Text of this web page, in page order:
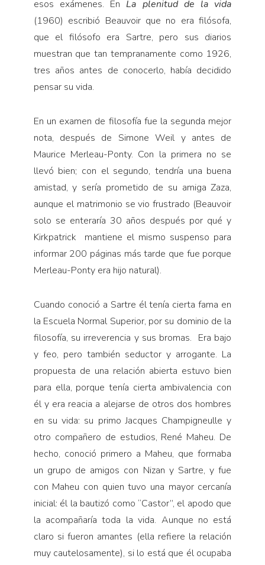
esos exámenes. En La plenitud de la vida
(1960) escribió Beauvoir que no era filósofa,
que el filósofo era Sartre, pero sus diarios
muestran que tan tempranamente como 1926,
tres años antes de conocerlo, había decidido
pensar su vida.
En un examen de filosofía fue la segunda mejor
nota, después de Simone Weil y antes de
Maurice Merleau-Ponty. Con la primera no se
llevó bien; con el segundo, tendría una buena
amistad, y sería prometido de su amiga Zaza,
aunque el matrimonio se vio frustrado (Beauvoir
solo se enteraría 30 años después por qué y
Kirkpatrick mantiene el mismo suspenso para
informar 200 páginas más tarde que fue porque
Merleau-Ponty era hijo natural).
Cuando conoció a Sartre él tenía cierta fama en
la Escuela Normal Superior, por su dominio de la
filosofía, su irreverencia y sus bromas. Era bajo
y feo, pero también seductor y arrogante. La
propuesta de una relación abierta estuvo bien
para ella, porque tenía cierta ambivalencia con
él y era reacia a alejarse de otros dos hombres
en su vida: su primo Jacques Champigneulle y
otro compañero de estudios, René Maheu. De
hecho, conoció primero a Maheu, que formaba
un grupo de amigos con Nizan y Sartre, y fue
con Maheu con quien tuvo una mayor cercanía
inicial: él la bautizó como “Castor”, el apodo que
la acompañaría toda la vida. Aunque no está
claro si fueron amantes (ella refiere la relación
muy cautelosamente), si lo está que él ocupaba